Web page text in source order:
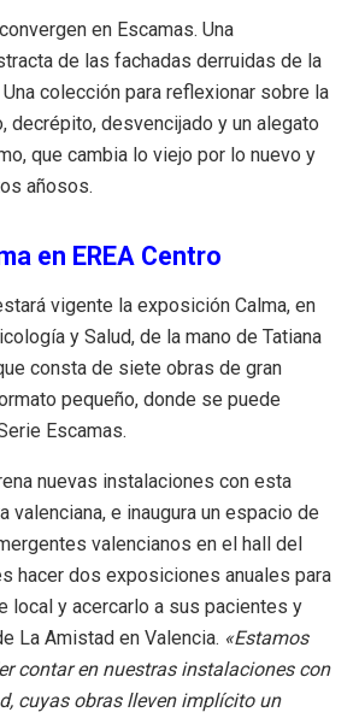
en Escamas. Una
de las fachadas derruidas de la
colección para reflexionar sobre la
decrépito, desvencijado y un alegato
que cambia lo viejo por lo nuevo y
añosos.
en EREA Centro
vigente la exposición Calma, en
y Salud, de la mano de Tatiana
consta de siete obras de gran
pequeño, donde se puede
Escamas.
nuevas instalaciones con esta
valenciana, e inaugura un espacio de
valencianos en el hall del
hacer dos exposiciones anuales para
local y acercarlo a sus pacientes y
La Amistad en Valencia. «Estamos
contar en nuestras instalaciones con
cuyas obras lleven implícito un